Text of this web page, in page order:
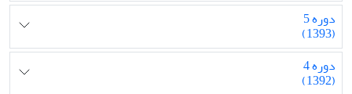
دوره 5
(1393)
دوره 4
(1392)